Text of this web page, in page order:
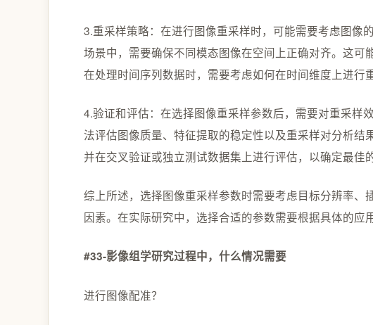
3.重采样策略：在进行图像重采样时，可能需要考虑图像
场景中，需要确保不同模态图像在空间上正确对齐。这可
在处理时间序列数据时，需要考虑如何在时间维度上进行
4.验证和评估：在选择图像重采样参数后，需要对重采样
法评估图像质量、特征提取的稳定性以及重采样对分析结
并在交叉验证或独立测试数据集上进行评估，以确定最佳
综上所述，选择图像重采样参数时需要考虑目标分辨率
因素。在实际研究中，选择合适的参数需要根据具体的应
#33-影像组学研究过程中，什么情况需要
进行图像配准？